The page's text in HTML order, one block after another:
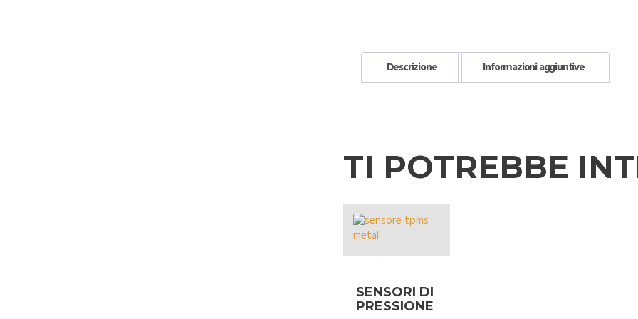
Descrizione Informazioni aggiuntive
TI POTREBBE
SENSORI DI
PRESSIONE